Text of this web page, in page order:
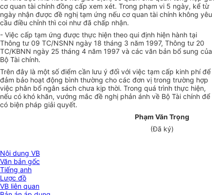
cơ quan tài chính đồng cấp xem xét. Trong phạm vi 5 ngày, kể từ
ngày nhận được đề nghị tạm ứng nếu cơ quan tài chính không yêu
cầu điều chỉnh thì coi như đã chấp nhận.
- Việc cấp tạm ứng được thực hiện theo qui định hiện hành tại
Thông tư 09 TC/NSNN ngày 18 tháng 3 năm 1997, Thông tư 20
TC/KBNN ngày 25 tháng 4 năm 1997 và các văn bản bổ sung của
Bộ Tài chính.
Trên đây là một số điểm cần lưu ý đối với việc tạm cấp kinh phí để
đảm bảo hoạt động bình thường cho các đơn vị trong trường hợp
việc phân bổ ngân sách chưa kịp thời. Trong quá trình thực hiện,
nếu có khó khăn, vướng mắc đề nghị phản ánh về Bộ Tài chính để
có biện pháp giải quyết.
Phạm Văn Trọng
(Đã ký)
Nội dung VB
Văn bản gốc
Tiếng anh
Lược đồ
VB liên quan